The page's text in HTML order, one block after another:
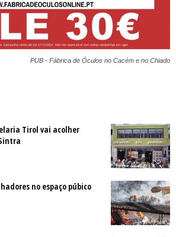
PUB - Fábrica de Óculos no Cacém e no Chiado
Tirol vai acolher
no espaço púbico